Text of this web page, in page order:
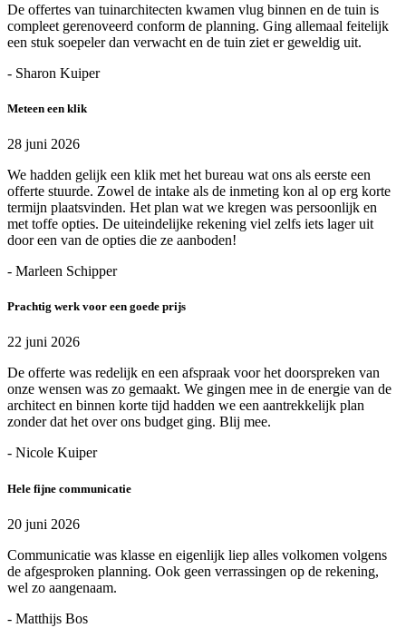
De offertes van tuinarchitecten kwamen vlug binnen en de tuin is
compleet gerenoveerd conform de planning. Ging allemaal feitelijk
een stuk soepeler dan verwacht en de tuin ziet er geweldig uit.
- Sharon Kuiper
Meteen een klik
28 juni 2026
We hadden gelijk een klik met het bureau wat ons als eerste een
offerte stuurde. Zowel de intake als de inmeting kon al op erg korte
termijn plaatsvinden. Het plan wat we kregen was persoonlijk en
met toffe opties. De uiteindelijke rekening viel zelfs iets lager uit
door een van de opties die ze aanboden!
- Marleen Schipper
Prachtig werk voor een goede prijs
22 juni 2026
De offerte was redelijk en een afspraak voor het doorspreken van
onze wensen was zo gemaakt. We gingen mee in de energie van de
architect en binnen korte tijd hadden we een aantrekkelijk plan
zonder dat het over ons budget ging. Blij mee.
- Nicole Kuiper
Hele fijne communicatie
20 juni 2026
Communicatie was klasse en eigenlijk liep alles volkomen volgens
de afgesproken planning. Ook geen verrassingen op de rekening,
wel zo aangenaam.
- Matthijs Bos